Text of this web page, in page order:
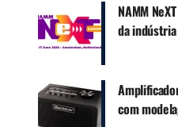
CONTINUE ACOMPANHANDO
Receba novas matérias
Canal
NAMM
da
com